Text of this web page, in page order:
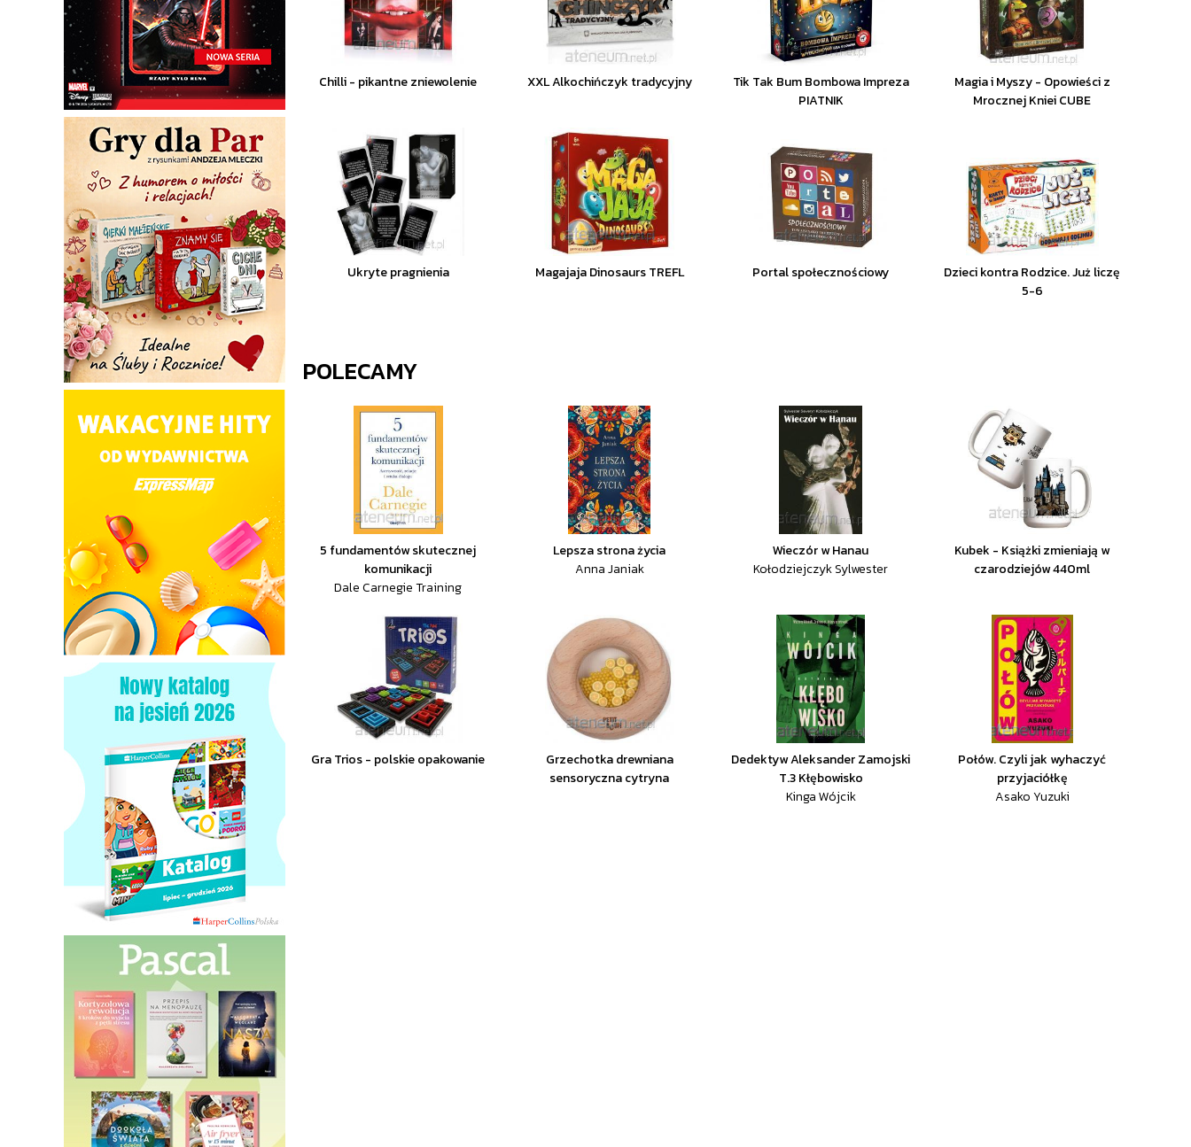
Chilli - pikantne zniewolenie XXL Alkochińczyk tradycyjny
Tik Tak Bum Bombowa Impreza
PIATNIK
Magia i Myszy - Opowieści z
Mrocznej Kniei CUBE
Ukryte pragnienia Magajaja Dinosaurs TREFL Portal społecznościowy
Dzieci kontra Rodzice. Już liczę
5-6
POLECAMY
5 fundamentów skutecznej
komunikacji
Dale Carnegie Training
Lepsza strona życia
Anna Janiak
Wieczór w Hanau
Kołodziejczyk Sylwester
Kubek - Książki zmieniają w
czarodziejów 440ml
Gra Trios - polskie opakowanie
Grzechotka drewniana
sensoryczna cytryna
Dedektyw Aleksander Zamojski
T.3 Kłębowisko
Kinga Wójcik
Połów. Czyli jak wyhaczyć
przyjaciółkę
Asako Yuzuki